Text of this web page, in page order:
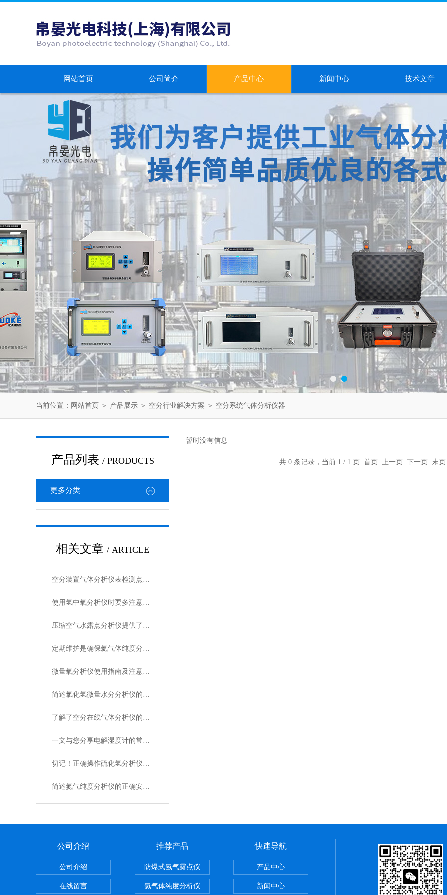
网站首页 公司简介 产品中心 新闻中心 技术文章
当前位置： 网站首页 ＞ 产品展示 ＞ 空分行业解决方案 ＞ 空分系统气体分析仪器
产品列表 / PRODUCTS
更多分类
相关文章 / ARTICLE
空分装置气体分析仪表检测点及选型
使用氢中氧分析仪时要多注意以下问题
压缩空气水露点分析仪提供了有效的测试方法
定期维护是确保氦气体纯度分析仪测试结果可靠性的关键
微量氧分析仪使用指南及注意事项
简述氯化氢微量水分分析仪的常见故障解决方法
了解了空分在线气体分析仪的基本元件才能更好的使用它
一文与您分享电解湿度计的常见问题相应解决方法
切记！正确操作硫化氢分析仪才可以有效监测硫化氢浓度
简述氮气纯度分析仪的正确安装方法
暂时没有信息
共 0 条记录，当前 1 / 1 页 首页 上一页 下一页 末
公司介绍
公司介绍
在线留言
推荐产品
防爆式氢气露点仪
氦气体纯度分析仪
快速导航
产品中心
新闻中心